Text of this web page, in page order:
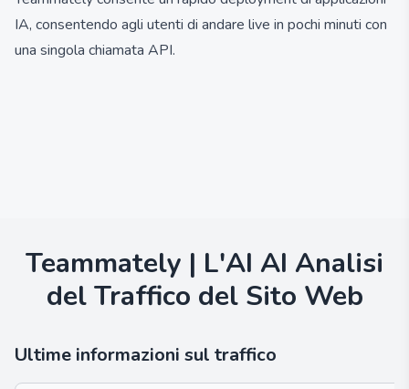
IA, consentendo agli utenti di andare live in pochi minuti con
una singola chiamata API.
Teammately | L'AI AI Analisi
del Traffico del Sito Web
Ultime informazioni sul traffico